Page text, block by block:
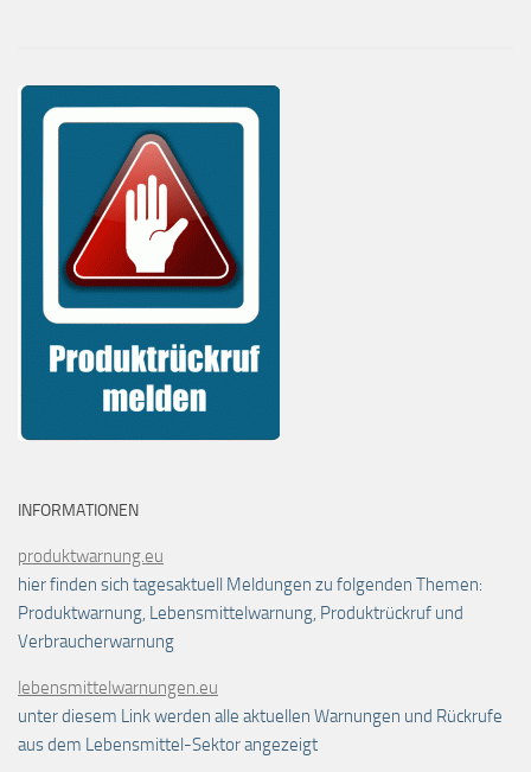
INFORMATIONEN
produktwarnung.eu
hier finden sich tagesaktuell Meldungen zu folgenden Themen:
Produktwarnung, Lebensmittelwarnung, Produktrückruf und
Verbraucherwarnung
lebensmittelwarnungen.eu
unter diesem Link werden alle aktuellen Warnungen und Rückrufe
aus dem Lebensmittel-Sektor angezeigt